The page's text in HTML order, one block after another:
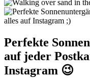
Perfekte
auf jeder
Instagram 😉